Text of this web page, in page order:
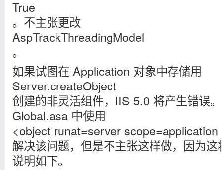
True
。不主张更改
AspTrackThreadingModel
。
如果试图在 Application 对象中存储用
Server.createObject
创建的非灵活组件，IIS 5.0 将产生错误
Global.asa 中使用
<object runat=server
解决该问题，但是不主张这样做，因为
说明如下。